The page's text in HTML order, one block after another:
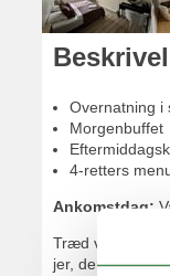
Overnatning i
Morgenbuffet
4-retters
Ankomstdag:
Træd væk fra
jer, der ønsker